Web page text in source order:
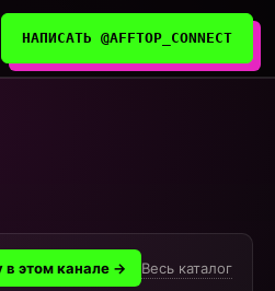
НАПИСАТЬ @AFFTOP_CONNECT
в этом канале → Весь каталог